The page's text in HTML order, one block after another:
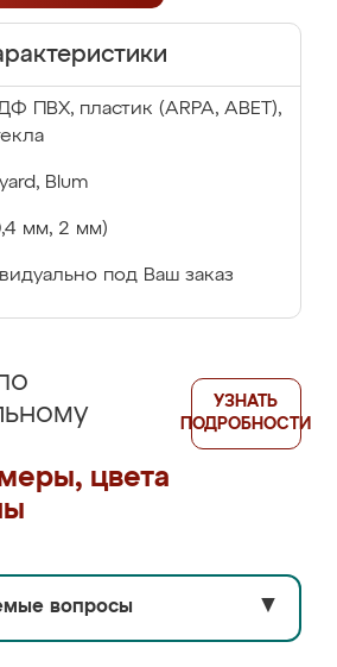
ПВХ, пластик (ARPA, ABET),
Blum
мм, 2 мм)
под Ваш заказ
цвета
УЗНАТЬ
ПОДРОБНОСТИ
вопросы ▼